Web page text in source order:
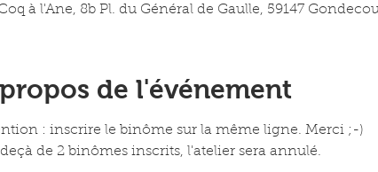
à l'Ane, 8b Pl. du Général de Gaulle, 59147
de l'événement
: inscrire le binôme sur la même ligne. Merci ;-)
de 2 binômes inscrits, l'atelier sera annulé.